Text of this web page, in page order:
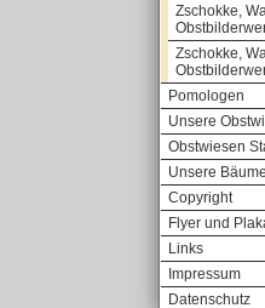
Zschokke,
Zschokke,
Pomologen
Unsere
Obstwiesen
Unsere Bäume
Copyright
Flyer und
Links
Impressum
Datenschutz